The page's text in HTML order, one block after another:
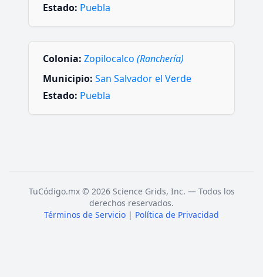
Estado: Puebla
Colonia: Zopilocalco (Ranchería)
Municipio: San Salvador el Verde
Estado: Puebla
TuCódigo.mx © 2026 Science Grids, Inc. — Todos los
derechos reservados.
Términos de Servicio | Política de Privacidad